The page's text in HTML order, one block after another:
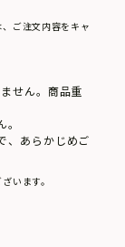
ご注文内容をキャ
せん。商品重
、あらかじめご
います。